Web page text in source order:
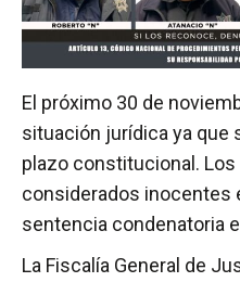
El próximo 30 de
situación jurídica ya que
plazo constitucional.
considerados inocentes
sentencia condenatoria
La Fiscalía General de